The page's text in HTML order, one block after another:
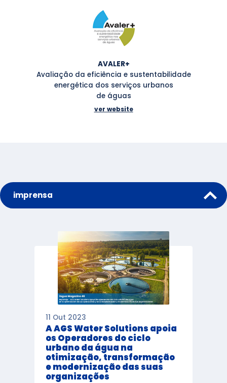
AVALER+
Avaliação da eficiência e sustentabilidade
energética dos serviços urbanos
de águas
ver website
imprensa
11 Out 2023
A AGS Water Solutions apoia
os Operadores do ciclo
urbano da água na
otimização, transformação
e modernização das suas
organizações